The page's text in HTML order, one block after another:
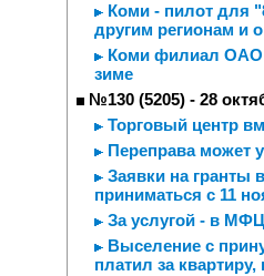
Коми - пилот для
другим регионам и
Коми филиал ОАО
зиме
№130 (5205) - 28
Торговый центр
Переправа может
Заявки на гранты
приниматься с 11
За услугой - в МФЦ
Выселение с
платил за